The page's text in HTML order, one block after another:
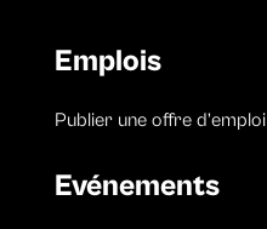
Emplois
Publier une offre d’emploi
Evénements